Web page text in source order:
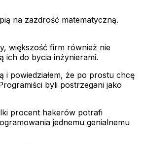
na zazdrość matematyczną.
większość firm również nie
ich do bycia inżynierami.
i powiedziałem, że po prostu chcę
byli postrzegani jako
procent hakerów potrafi
jednemu genialnemu